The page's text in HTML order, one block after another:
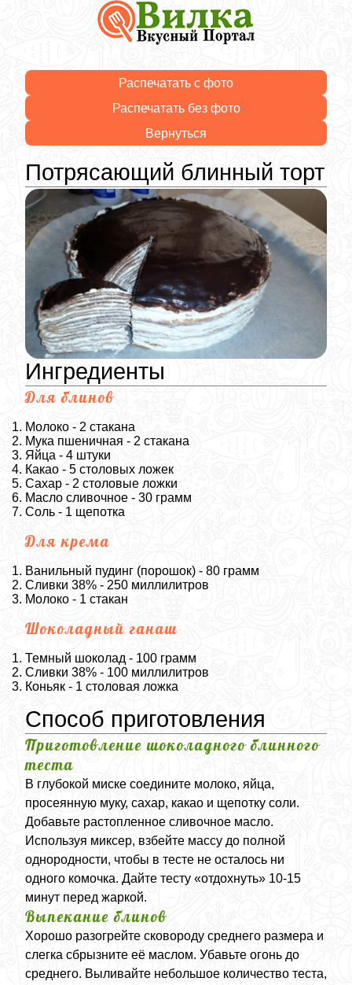
Распечатать с фото
Распечатать без фото
Вернуться
Потрясающий блинный торт
Ингредиенты
Для блинов
Молоко - 2 стакана
Мука пшеничная - 2 стакана
Яйца - 4 штуки
Какао - 5 столовых ложек
Сахар - 2 столовые ложки
Масло сливочное - 30 грамм
Соль - 1 щепотка
Для крема
Ванильный пудинг (порошок) - 80 грамм
Сливки 38% - 250 миллилитров
Молоко - 1 стакан
Шоколадный ганаш
Темный шоколад - 100 грамм
Сливки 38% - 100 миллилитров
Коньяк - 1 столовая ложка
Способ приготовления
Приготовление шоколадного блинного
теста
В глубокой миске соедините молоко, яйца,
просеянную муку, сахар, какао и щепотку соли.
Добавьте растопленное сливочное масло.
Используя миксер, взбейте массу до полной
однородности, чтобы в тесте не осталось ни
одного комочка. Дайте тесту «отдохнуть» 10-15
минут перед жаркой.
Выпекание блинов
Хорошо разогрейте сковороду среднего размера и
слегка сбрызните её маслом. Убавьте огонь до
среднего. Выливайте небольшое количество теста,